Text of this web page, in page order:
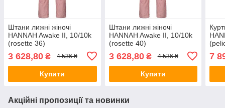
Штани лижні жіночі
HANNAH Awake II, 10/10k
(rosette 36)
3 628,80 ₴ 4 536 ₴
Купити
Штани лижні жіночі
HANNAH Awake II, 10/10k
(rosette 40)
3 628,80₴ 4 536 ₴
Купити
7
Акційні пропозиції та новинки